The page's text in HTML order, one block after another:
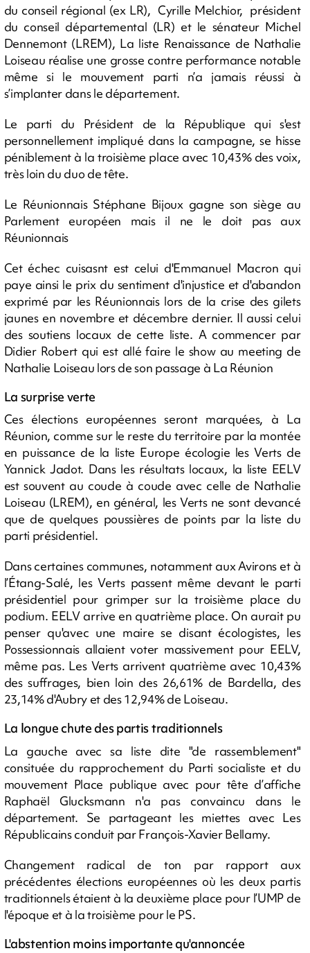
du conseil régional (ex LR), Cyrille Melchior, président
du conseil départemental (LR) et le sénateur Michel
Dennemont (LREM), La liste Renaissance de Nathalie
Loiseau réalise une grosse contre performance notable
même si le mouvement parti n’a jamais réussi à
s’implanter dans le département.
Le parti du Président de la République qui s'est
personnellement impliqué dans la campagne, se hisse
péniblement à la troisième place avec 10,43% des voix,
très loin du duo de tête.
Le Réunionnais Stéphane Bijoux gagne son siège au
Parlement européen mais il ne le doit pas aux
Réunionnais
Cet échec cuisasnt est celui d'Emmanuel Macron qui
paye ainsi le prix du sentiment d'injustice et d'abandon
exprimé par les Réunionnais lors de la crise des gilets
jaunes en novembre et décembre dernier. Il aussi celui
des soutiens locaux de cette liste. A commencer par
Didier Robert qui est allé faire le show au meeting de
Nathalie Loiseau lors de son passage à La Réunion
La surprise verte
Ces élections européennes seront marquées, à La
Réunion, comme sur le reste du territoire par la montée
en puissance de la liste Europe écologie les Verts de
Yannick Jadot. Dans les résultats locaux, la liste EELV
est souvent au coude à coude avec celle de Nathalie
Loiseau (LREM), en général, les Verts ne sont devancé
que de quelques poussières de points par la liste du
parti présidentiel.
Dans certaines communes, notamment aux Avirons et à
l’Étang-Salé, les Verts passent même devant le parti
présidentiel pour grimper sur la troisième place du
podium. EELV arrive en quatrième place. On aurait pu
penser qu'avec une maire se disant écologistes, les
Possessionnais allaient voter massivement pour EELV,
même pas. Les Verts arrivent quatrième avec 10,43%
des suffrages, bien loin des 26,61% de Bardella, des
23,14% d'Aubry et des 12,94% de Loiseau.
La longue chute des partis traditionnels
La gauche avec sa liste dite "de rassemblement"
consituée du rapprochement du Parti socialiste et du
mouvement Place publique avec pour tête d’affiche
Raphaël Glucksmann n'a pas convaincu dans le
département. Se partageant les miettes avec Les
Républicains conduit par François-Xavier Bellamy.
Changement radical de ton par rapport aux
précédentes élections européennes où les deux partis
traditionnels étaient à la deuxième place pour l’UMP de
l'époque et à la troisième pour le PS.
L'abstention moins importante qu'annoncée